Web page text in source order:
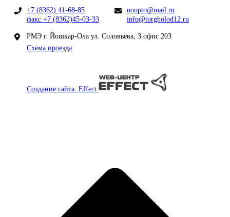
+7 (8362) 41-68-85
факс +7 (8362)45-03-33
ooopto@mail.ru
info@torgholod12.ru
РМЭ г. Йошкар-Ола ул. Соловьёва, 3 офис 203
Схема проезда
Создание сайта: Effect